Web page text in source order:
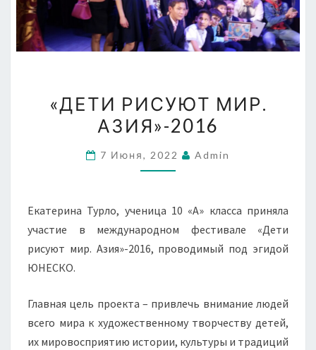
РИСУЮТ
МИР.
«ДЕТИ РИСУЮТ МИР.
АЗИЯ»-2016
7 Июня, 2022 Admin
Екатерина Турло, ученица 10 «А» класса приняла
участие в международном фестивале «Дети
рисуют мир. Азия»-2016, проводимый под эгидой
ЮНЕСКО.
Главная цель проекта – привлечь внимание людей
всего мира к художественному творчеству детей,
их мировосприятию истории, культуры и традиций